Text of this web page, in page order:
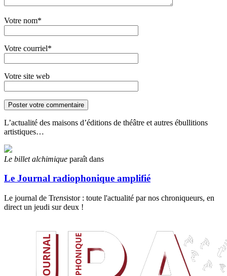
Votre nom*
Votre courriel*
Votre site web
L’actualité des maisons d’éditions de théâtre et autres ébullitions
artistiques…
Le billet alchimique paraît dans
Le Journal radiophonique amplifié
Le journal de Trensistor : toute l'actualité par nos chroniqueurs, en
direct un jeudi sur deux !